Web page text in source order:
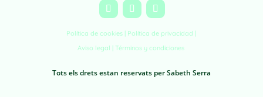
Política de cookies | Política de privacidad |
Aviso legal |Términos y condiciones
Tots els drets estan reservats per Sabeth Serra